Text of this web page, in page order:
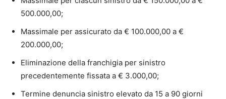
500.000,00;
Massimale per assicurato da € 100.000,00 a €
200.000,00;
Eliminazione della franchigia per sinistro
precedentemente fissata a € 3.000,00;
Termine denuncia sinistro elevato da 15 a 90 giorni